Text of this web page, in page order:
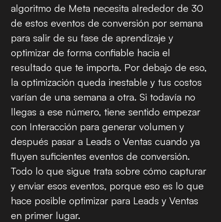
algoritmo de Meta necesita alrededor de 30
de estos eventos de conversión por semana
para salir de su fase de aprendizaje y
optimizar de forma confiable hacia el
resultado que te importa. Por debajo de eso,
la optimización queda inestable y tus costos
varían de una semana a otra. Si todavía no
llegas a ese número, tiene sentido empezar
con Interacción para generar volumen y
después pasar a Leads o Ventas cuando ya
fluyen suficientes eventos de conversión.
Todo lo que sigue trata sobre cómo capturar
y enviar esos eventos, porque eso es lo que
hace posible optimizar para Leads y Ventas
en primer lugar.